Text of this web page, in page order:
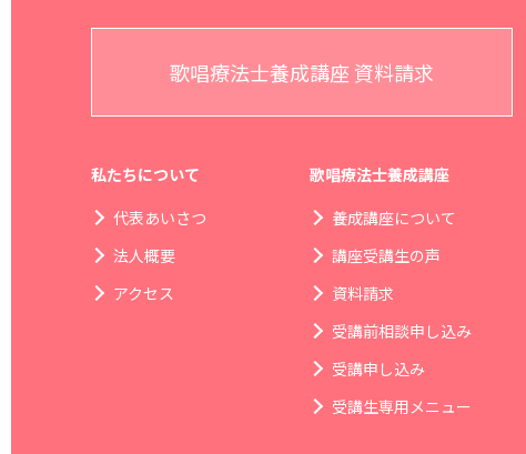
歌唱療法士養成講座 資料請求
私たちについて
代表あいさつ
法人概要
アクセス
歌唱療法士養成講座
養成講座について
講座受講生の声
資料請求
受講前相談申し込み
受講申し込み
受講生専用メニュー